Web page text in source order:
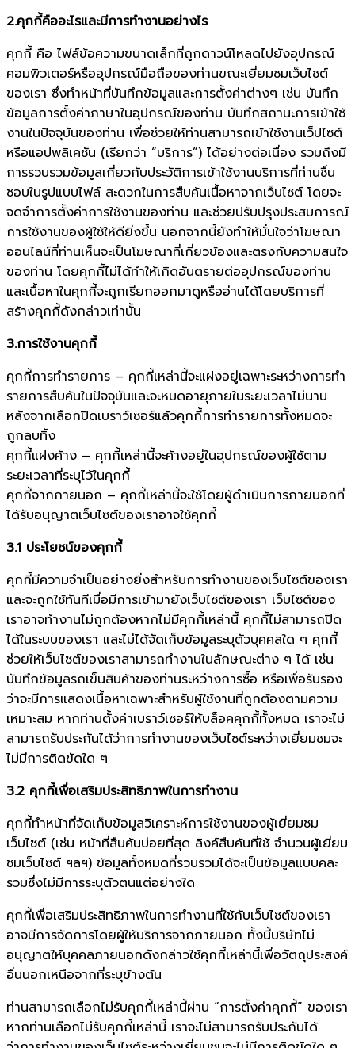
2.คุกกี้คืออะไรและมีการทำงานอย่างไร
คุกกี้ คือ ไฟล์ข้อความขนาดเล็กที่ถูกดาวน์โหลดไปยังอุปกรณ์
คอมพิวเตอร์หรืออุปกรณ์มือถือของท่านขณะเยี่ยมชมเว็บไซต์
ของเรา ซึ่งทำหน้าที่บันทึกข้อมูลและการตั้งค่าต่างๆ เช่น บันทึก
ข้อมูลการตั้งค่าภาษาในอุปกรณ์ของท่าน บันทึกสถานะการเข้าใช้
งานในปัจจุบันของท่าน เพื่อช่วยให้ท่านสามารถเข้าใช้งานเว็ปไซต์
หรือแอปพลิเคชัน (เรียกว่า “บริการ”) ได้อย่างต่อเนื่อง รวมถึงมี
การรวบรวมข้อมูลเกี่ยวกับประวัติการเข้าใช้งานบริการที่ท่านชื่น
ชอบในรูปแบบไฟล์ สะดวกในการสืบค้นเนื้อหาจากเว็บไซต์ โดยจะ
จดจำการตั้งค่าการใช้งานของท่าน และช่วยปรับปรุงประสบการณ์
การใช้งานของผู้ใช้ให้ดียิ่งขึ้น นอกจากนี้ยังทำให้มั่นใจว่าโฆษณา
ออนไลน์ที่ท่านเห็นจะเป็นโฆษณาที่เกี่ยวข้องและตรงกับความสนใจ
ของท่าน โดยคุกกี้ไม่ได้ทำให้เกิดอันตรายต่ออุปกรณ์ของท่าน
และเนื้อหาในคุกกี้จะถูกเรียกออกมาดูหรืออ่านได้โดยบริการที่
สร้างคุกกี้ดังกล่าวเท่านั้น
3.การใช้งานคุกกี้
คุกกี้การทำรายการ – คุกกี้เหล่านี้จะแฝงอยู่เฉพาะระหว่างการทำ
รายการสืบค้นในปัจจุบันและจะหมดอายุภายในระยะเวลาไม่นาน
หลังจากเลือกปิดเบราว์เซอร์แล้วคุกกี้การทำรายการทั้งหมดจะ
ถูกลบทิ้ง
คุกกี้แฝงค้าง – คุกกี้เหล่านี้จะค้างอยู่ในอุปกรณ์ของผู้ใช้ตาม
ระยะเวลาที่ระบุไว้ในคุกกี้
คุกกี้จากภายนอก – คุกกี้เหล่านี้จะใช้โดยผู้ดำเนินการภายนอกที่
ได้รับอนุญาตเว็บไซต์ของเราอาจใช้คุกกี้
3.1 ประโยชน์ของคุกกี้
คุกกี้มีความจำเป็นอย่างยิ่งสำหรับการทำงานของเว็บไซต์ของเรา
และจะถูกใช้ทันทีเมื่อมีการเข้ามายังเว็บไซต์ของเรา เว็บไซต์ของ
เราอาจทำงานไม่ถูกต้องหากไม่มีคุกกี้เหล่านี้ คุกกี้ไม่สามารถปิด
ได้ในระบบของเรา และไม่ได้จัดเก็บข้อมูลระบุตัวบุคคลใด ๆ คุกกี้
ช่วยให้เว็บไซต์ของเราสามารถทำงานในลักษณะต่าง ๆ ได้ เช่น
บันทึกข้อมูลรถเข็นสินค้าของท่านระหว่างการซื้อ หรือเพื่อรับรอง
ว่าจะมีการแสดงเนื้อหาเฉพาะสำหรับผู้ใช้งานที่ถูกต้องตามความ
เหมาะสม หากท่านตั้งค่าเบราว์เซอร์ให้บล็อคคุกกี้ทั้งหมด เราจะไม่
สามารถรับประกันได้ว่าการทำงานของเว็บไซต์ระหว่างเยี่ยมชมจะ
ไม่มีการติดขัดใด ๆ
3.2 คุกกี้เพื่อเสริมประสิทธิภาพในการทำงาน
คุกกี้ทำหน้าที่จัดเก็บข้อมูลวิเคราะห์การใช้งานของผู้เยี่ยมชม
เว็บไซต์ (เช่น หน้าที่สืบค้นบ่อยที่สุด ลิงค์สืบค้นที่ใช้ จำนวนผู้เยี่ยม
ชมเว็บไซต์ ฯลฯ) ข้อมูลทั้งหมดที่รวบรวมได้จะเป็นข้อมูลแบบคละ
รวมซึ่งไม่มีการระบุตัวตนแต่อย่างใด
คุกกี้เพื่อเสริมประสิทธิภาพในการทำงานที่ใช้กับเว็บไซต์ของเรา
อาจมีการจัดการโดยผู้ให้บริการจากภายนอก ทั้งนี้บริษัทไม่
อนุญาตให้บุคคลภายนอกดังกล่าวใช้คุกกี้เหล่านี้เพื่อวัตถุประสงค์
อื่นนอกเหนือจากที่ระบุข้างต้น
ท่านสามารถเลือกไม่รับคุกกี้เหล่านี้ผ่าน “การตั้งค่าคุกกี้” ของเรา
หากท่านเลือกไม่รับคุกกี้เหล่านี้ เราจะไม่สามารถรับประกันได้